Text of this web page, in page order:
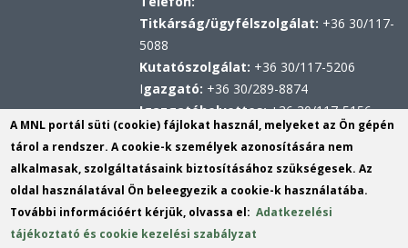
Titkárság/ügyfélszolgálat: +36 30/117-
5088
Kutatószolgálat: +36 30/117-5206
Igazgató: +36 30/289-8874
Igazgatóhelyettes:+36 30/117-5156
Hivatali kapu
KRID: 567314100
Központi Érkeztetési Rendszer (KÉR)
azonosító: MNL TVL
KRID: 113809158
A MNL portál süti (cookie) fájlokat használ, melyeket az Ön gépén
tárol a rendszer. A cookie-k személyek azonosítására nem
alkalmasak, szolgáltatásaink biztosításához szükségesek. Az
oldal használatával Ön beleegyezik a cookie-k használatába.
További információért kérjük, olvassa el:Adatkezelési
tájékoztató és cookie kezelési szabályzat